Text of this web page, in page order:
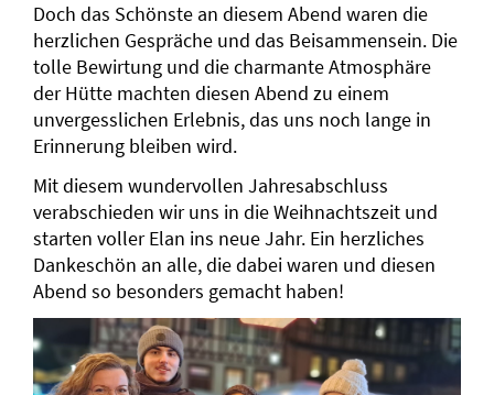
Doch das Schönste an diesem Abend waren die
herzlichen Gespräche und das Beisammensein. Die
tolle Bewirtung und die charmante Atmosphäre
der Hütte machten diesen Abend zu einem
unvergesslichen Erlebnis, das uns noch lange in
Erinnerung bleiben wird.
Mit diesem wundervollen Jahresabschluss
verabschieden wir uns in die Weihnachtszeit und
starten voller Elan ins neue Jahr. Ein herzliches
Dankeschön an alle, die dabei waren und diesen
Abend so besonders gemacht haben!